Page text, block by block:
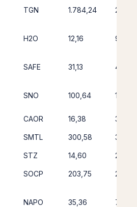
TGN 1.784,24
H2O 12,16 9,12
SAFE 31,13 42,88
SNO 100,64 101,16
CAOR 16,38 3,11
SMTL 300,58
STZ 14,60 2,76
SOCP 203,75 205,17
NAPO 35,36 75,58